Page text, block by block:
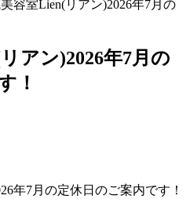
容室Lien(リアン)2026年7月の
アン)2026年7月の
！
年7月の定休日のご案内です！